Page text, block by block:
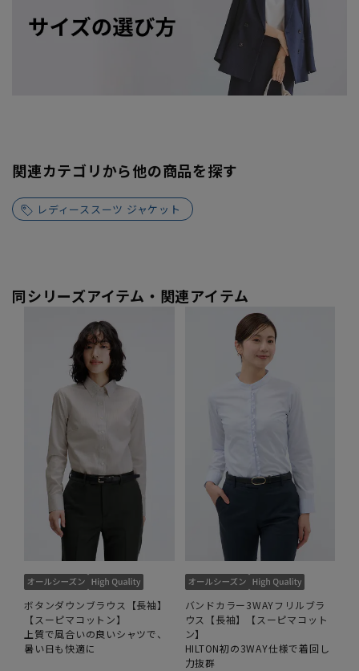
関連カテゴリから他の商品を探す
レディーススーツ ジャケット
同シリーズアイテム・関連アイテム
ボタンダウンブラウス【長袖】
【スーピマコットン】
上質で風合いの良いシャツで、
暑い日も快適に
バンドカラー3WAYフリルブラ
ウス【長袖】【スーピマコット
ン】
HILTON初の3WAY仕様で着回し
力抜群